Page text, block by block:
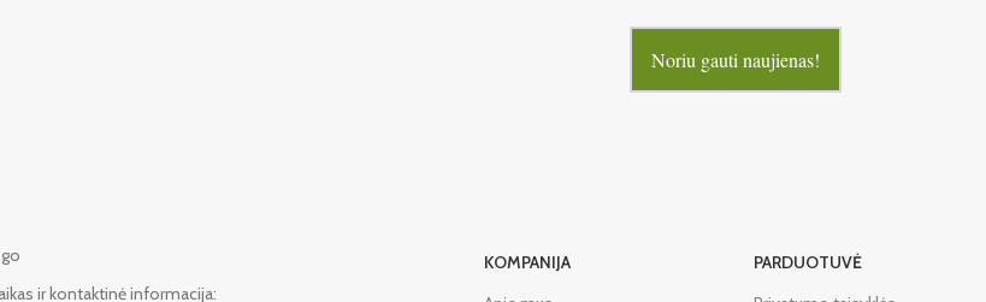
Noriu gauti naujienas!
ir kontaktinė informacija:
KOMPANIJA
PARDUOTUVĖ